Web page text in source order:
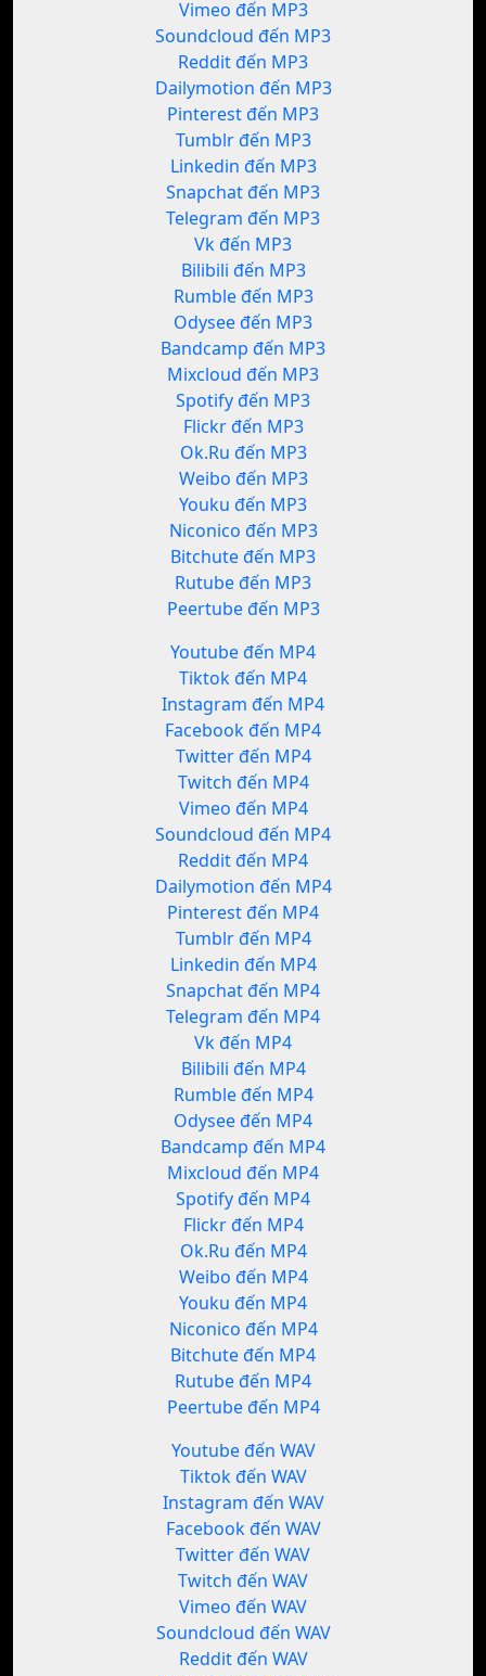
Vimeo đến MP3
Soundcloud đến MP3
Reddit đến MP3
Dailymotion đến MP3
Pinterest đến MP3
Tumblr đến MP3
Linkedin đến MP3
Snapchat đến MP3
Telegram đến MP3
Vk đến MP3
Bilibili đến MP3
Rumble đến MP3
Odysee đến MP3
Bandcamp đến MP3
Mixcloud đến MP3
Spotify đến MP3
Flickr đến MP3
Ok.Ru đến MP3
Weibo đến MP3
Youku đến MP3
Niconico đến MP3
Bitchute đến MP3
Rutube đến MP3
Peertube đến MP3
Youtube đến MP4
Tiktok đến MP4
Instagram đến MP4
Facebook đến MP4
Twitter đến MP4
Twitch đến MP4
Vimeo đến MP4
Soundcloud đến MP4
Reddit đến MP4
Dailymotion đến MP4
Pinterest đến MP4
Tumblr đến MP4
Linkedin đến MP4
Snapchat đến MP4
Telegram đến MP4
Vk đến MP4
Bilibili đến MP4
Rumble đến MP4
Odysee đến MP4
Bandcamp đến MP4
Mixcloud đến MP4
Spotify đến MP4
Flickr đến MP4
Ok.Ru đến MP4
Weibo đến MP4
Youku đến MP4
Niconico đến MP4
Bitchute đến MP4
Rutube đến MP4
Peertube đến MP4
Youtube đến WAV
Tiktok đến WAV
Instagram đến WAV
Facebook đến WAV
Twitter đến WAV
Twitch đến WAV
Vimeo đến WAV
Soundcloud đến WAV
Reddit đến WAV